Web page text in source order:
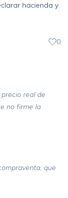
hacienda y
0
real de
no firme la
que